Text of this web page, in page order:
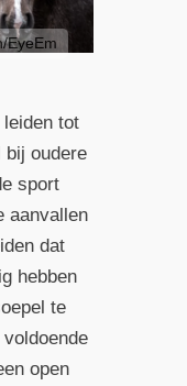
EyeEm
tot
bij oudere
sport
aanvallen
dat
hebben
te
open